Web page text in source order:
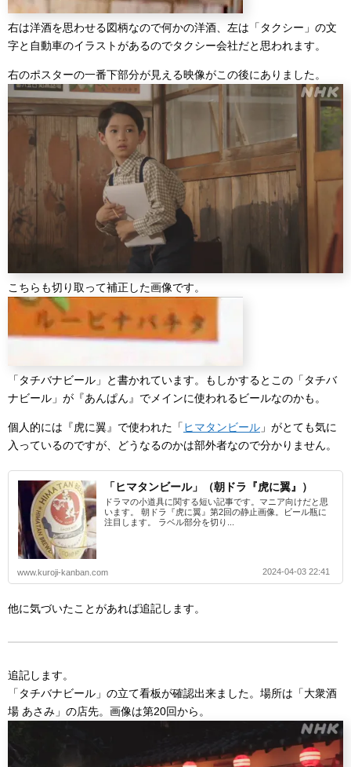
右は洋酒を思わせる図柄なので何かの洋酒、左は「タクシー」の文
字と自動車のイラストがあるのでタクシー会社だと思われます。
右のポスターの一番下部分が見える映像がこの後にありました。
こちらも切り取って補正した画像です。
「タチバナビール」と書かれています。もしかするとこの「タチバ
ナビール」が『あんぱん』でメインに使われるビールなのかも。
個人的には『虎に翼』で使われた「 ヒマタンビール 」がとても気に
入っているのですが、どうなるのかは部外者なので分かりません。
「ヒマタンビール」（朝ドラ『虎に翼』）
ドラマの小道具に関する短い記事です。マニア向けだと思
います。 朝ドラ『虎に翼』第2回の静止画像。ビール瓶に
注目します。 ラベル部分を切り...
www.kuroji-kanban.com 2024-04-03 22:41
他に気づいたことがあれば追記します。
追記します。
「タチバナビール」の立て看板が確認出来ました。場所は「大衆酒
場 あさみ」の店先。画像は第20回から。